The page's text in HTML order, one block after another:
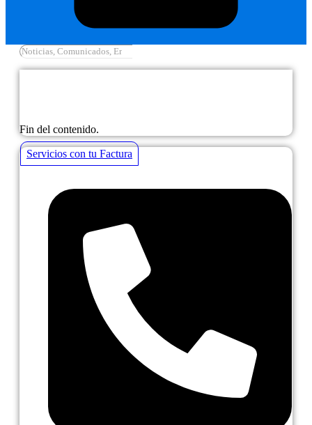
Fin del contenido.
Servicios con tu Factura